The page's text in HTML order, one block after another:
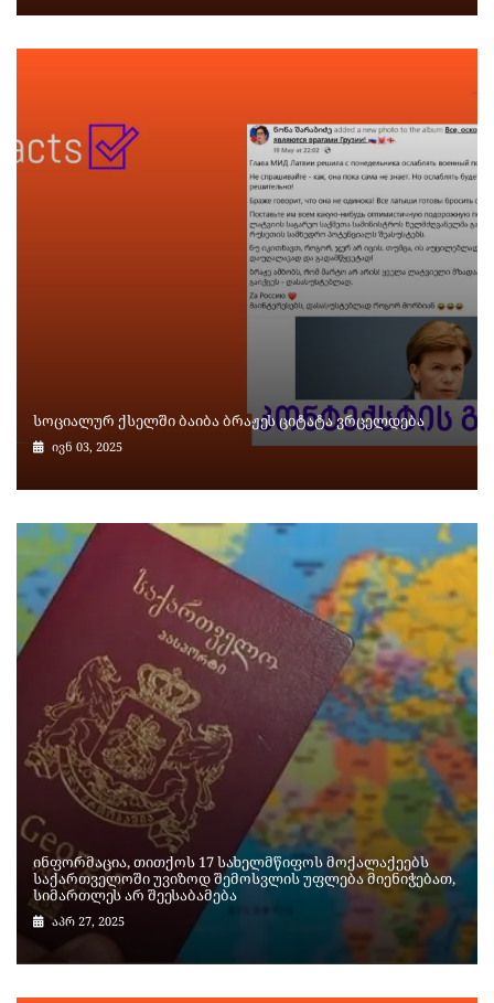
სოციალურ ქსელში ბაიბა ბრაჟეს ციტატა ვრცელდება
ივნ 03, 2025
ინფორმაცია, თითქოს 17 სახელმწიფოს მოქალაქეებს
საქართველოში უვიზოდ შემოსვლის უფლება მიენიჭებათ,
სიმართლეს არ შეესაბამება
აპრ 27, 2025